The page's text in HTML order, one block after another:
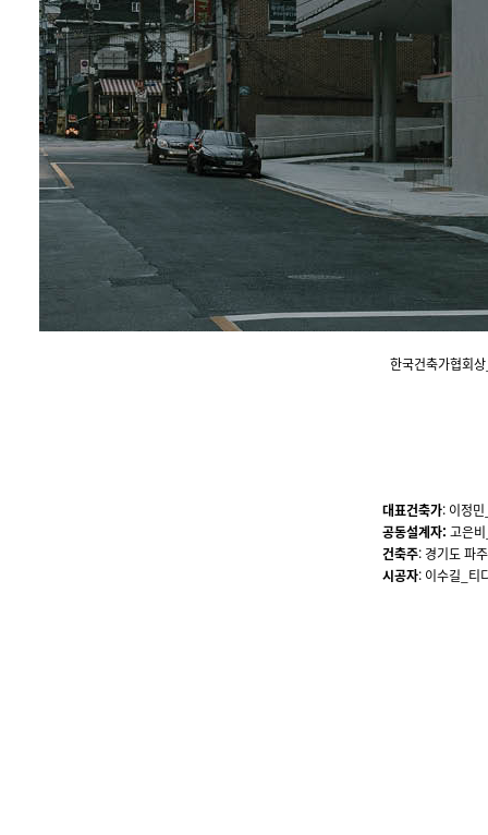
한국건축가협회
대표건축가: 이정
공동설계자: 고은
건축주: 경기도 파
시공자: 이수길_티